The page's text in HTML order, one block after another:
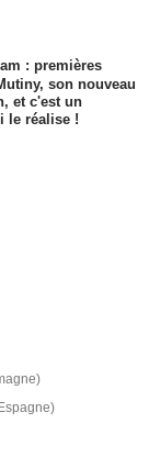
: premières
son nouveau
et c'est un
le réalise !